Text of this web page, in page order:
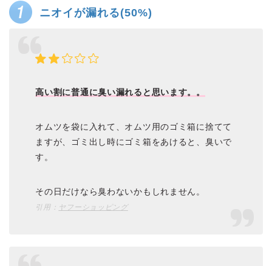
ニオイが漏れる(50%)
高い割に普通に臭い漏れると思います。。
オムツを袋に入れて、オムツ用のゴミ箱に捨てて
ますが、ゴミ出し時にゴミ箱をあけると、臭いで
す。
その日だけなら臭わないかもしれません。
引用： ヤフーショッピング